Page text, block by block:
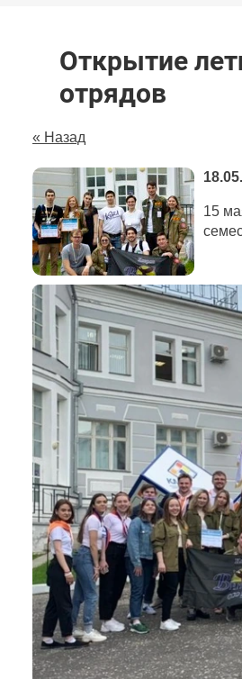
Открытие
отрядов
« Назад
15